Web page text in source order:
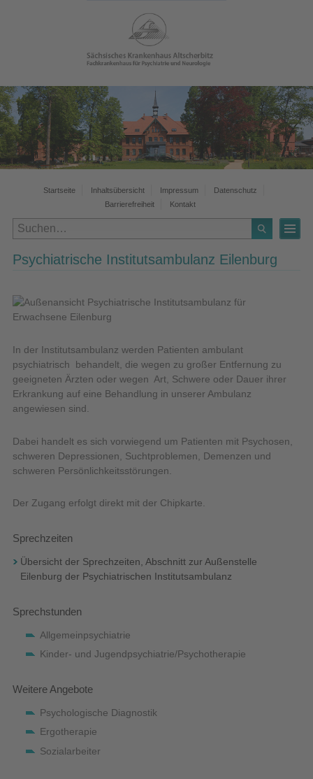
Startseite Inhaltsübersicht Impressum
Datenschutz
Barrierefreiheit
Kontakt
Psychiatrische Institutsambulanz Eilenburg
In der Institutsambulanz werden Patienten ambulant
psychiatrisch behandelt, die wegen zu großer Entfernung zu
geeigneten Ärzten oder wegen Art, Schwere oder Dauer ihrer
Erkrankung auf eine Behandlung in unserer Ambulanz
angewiesen sind.
Dabei handelt es sich vorwiegend um Patienten mit Psychosen,
schweren Depressionen, Suchtproblemen, Demenzen und
schweren Persönlichkeitsstörungen.
Der Zugang erfolgt direkt mit der Chipkarte.
Sprechzeiten
Übersicht der Sprechzeiten, Abschnitt zur Außenstelle
Eilenburg der Psychiatrischen Institutsambulanz
Sprechstunden
Allgemeinpsychiatrie
Kinder- und Jugendpsychiatrie/Psychotherapie
Weitere Angebote
Psychologische Diagnostik
Ergotherapie
Sozialarbeiter